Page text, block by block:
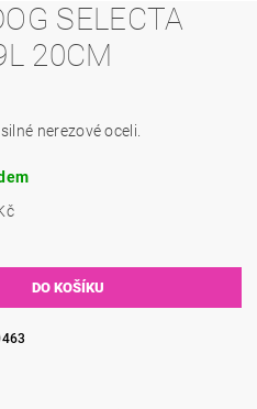
SELECTA
20CM
nerezové oceli.